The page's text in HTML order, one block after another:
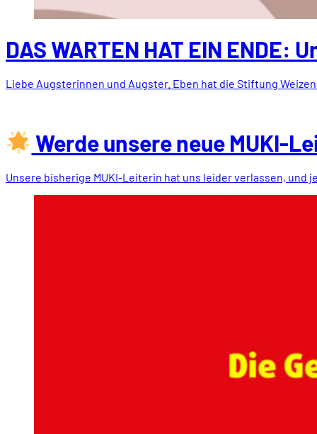
DAS WARTEN HAT EIN
Liebe Augsterinnen und Augster. Eben hat die Stiftung
Werde unsere neue MUKI-
Unsere bisherige MUKI-Leiterin hat uns leider verlassen, und